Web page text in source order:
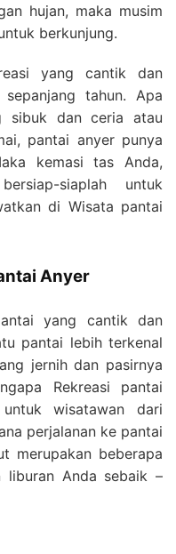
hujan, maka musim
berkunjung.
yang cantik dan
tahun. Apa
sibuk dan ceria atau
pantai anyer punya
kemasi tas Anda,
siaplah untuk
di Wisata pantai
Anyer
yang cantik dan
pantai lebih terkenal
jernih dan pasirnya
Rekreasi pantai
wisatawan dari
perjalanan ke pantai
merupakan beberapa
liburan Anda sebaik –